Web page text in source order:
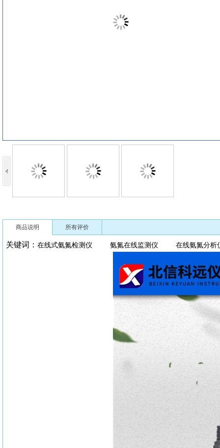
商品说明 所有评价
关键词： 在线式氨氮检测仪 氨氮在线监测仪 在线氨氮分析